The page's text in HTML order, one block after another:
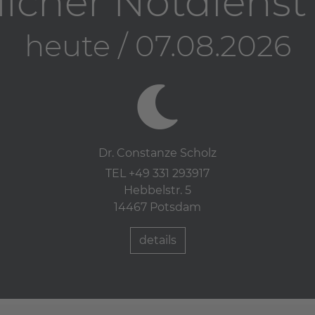
heute / 07.08.2026
Dr. Constanze Scholz
TEL +49 331 293917
Hebbelstr. 5
14467 Potsdam
details